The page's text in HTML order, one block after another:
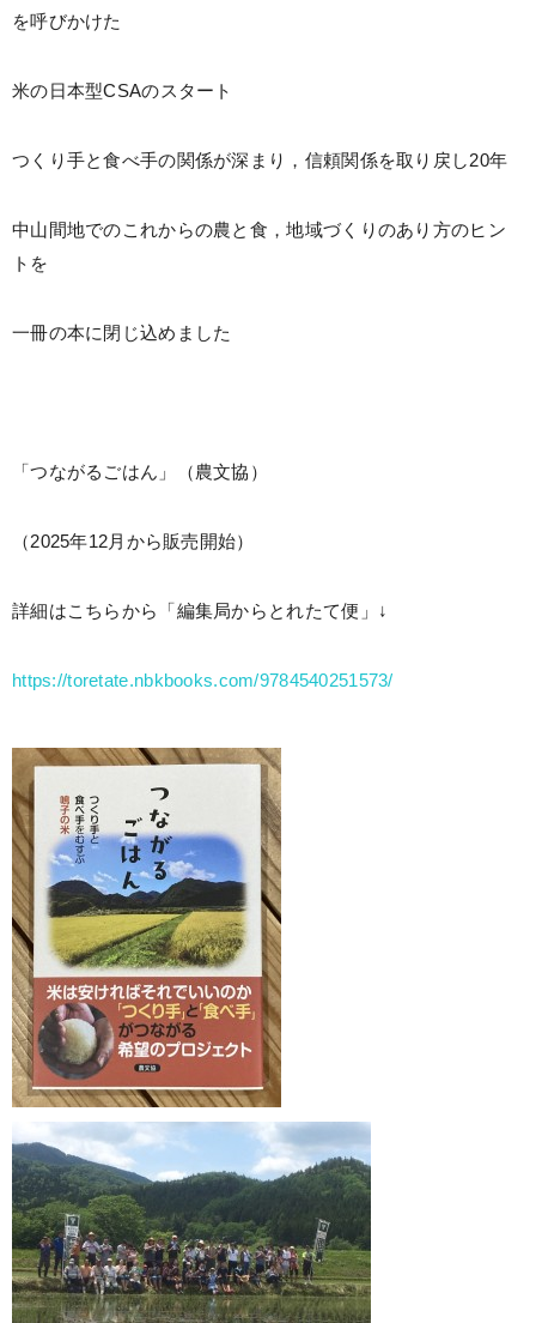
を呼びかけた
米の日本型CSAのスタート
つくり手と食べ手の関係が深まり，信頼関係を取り戻し20年
中山間地でのこれからの農と食，地域づくりのあり方のヒン
トを
一冊の本に閉じ込めました
「つながるごはん」（農文協）
（2025年12月から販売開始）
詳細はこちらから「編集局からとれたて便」↓
https://toretate.nbkbooks.com/9784540251573/